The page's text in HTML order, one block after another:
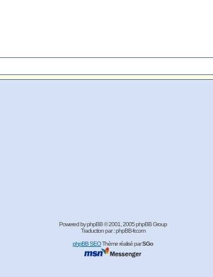
Powered byphpBB© 2001, 2005 phpBB Group
Traduction par :phpBB-fr.com
phpBB SEOThème réalisé parSGo